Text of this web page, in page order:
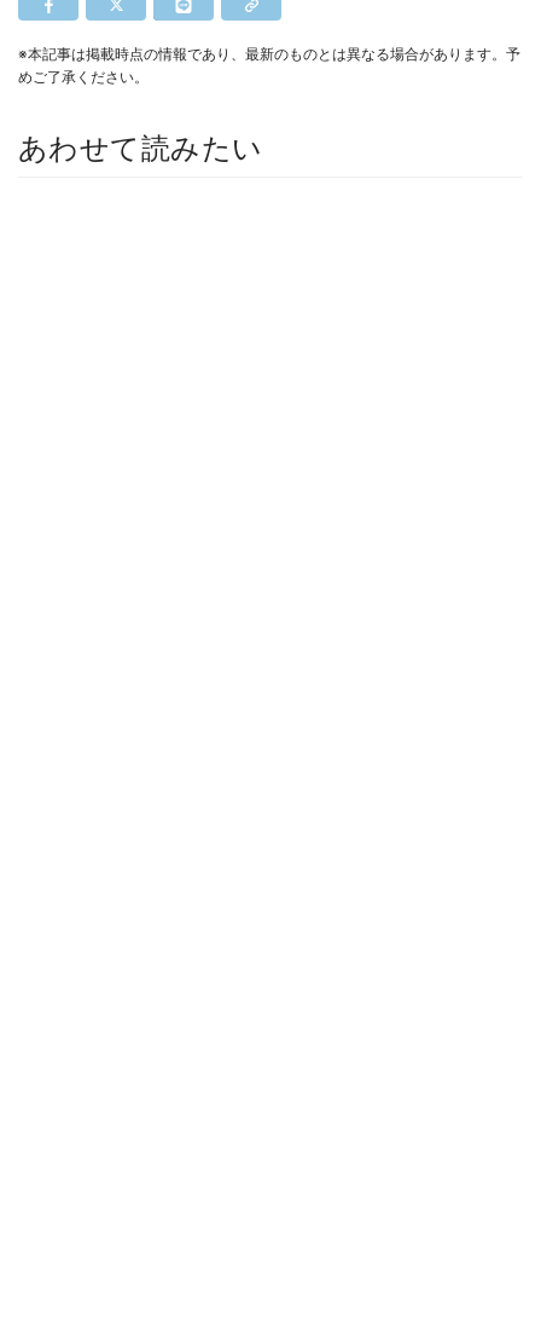
※本記事は掲載時点の情報であり、最新のものとは異なる場合があります。予
めご了承ください。
あわせて読みたい